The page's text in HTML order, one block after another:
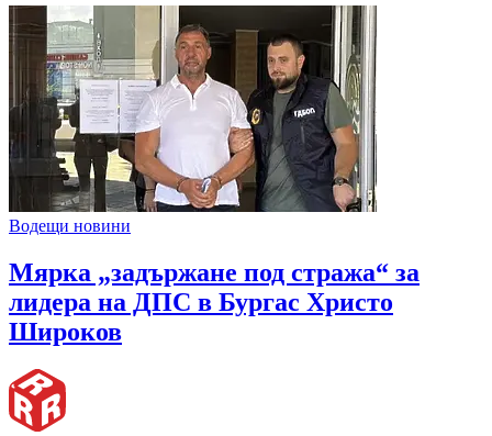
Водещи новини
Мярка „задържане под стража“ за
лидера на ДПС в Бургас Христо
Широков